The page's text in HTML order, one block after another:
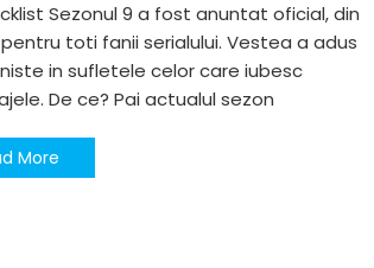
Sezonul 9 a fost anuntat oficial, din
toti fanii serialului. Vestea a adus
in sufletele celor care iubesc
De ce? Pai actualul sezon
More